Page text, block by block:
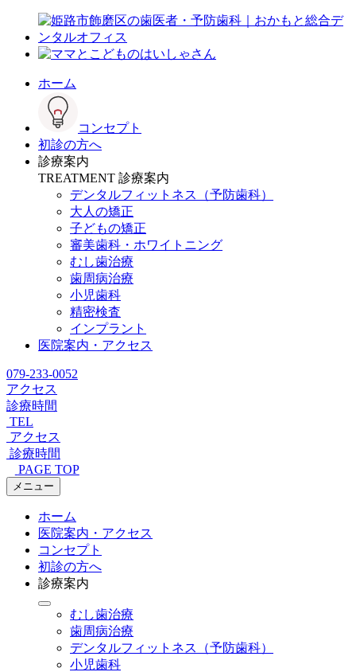
ホーム
コンセプト
初診の方へ
診療案内
TREATMENT 診療案内
デンタルフィットネス
（予防歯科）
大人の矯正
子どもの矯正
審美歯科・ホワイトニング
むし歯治療
歯周病治療
小児歯科
精密検査
インプラント
医院案内・アクセス
079-233-0052
アクセス
診療時間
TEL
アクセス
診療時間
PAGE TOP
メニュー
ホーム
医院案内・アクセス
コンセプト
初診の方へ
診療案内
むし歯治療
歯周病治療
デンタルフィットネス
（予防歯科）
小児歯科